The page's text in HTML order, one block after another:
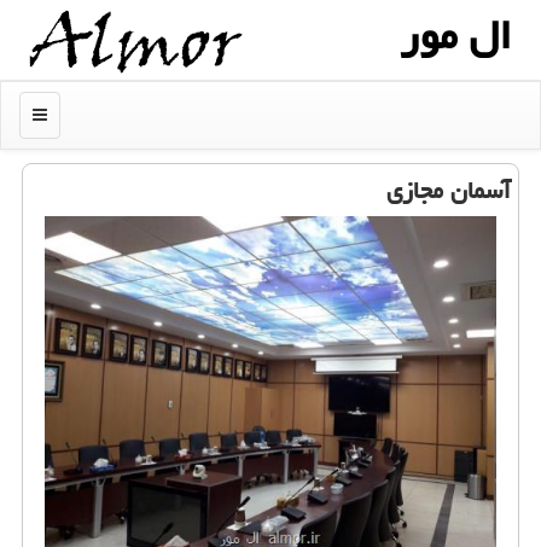
ال مور
منو
آسمان مجازی